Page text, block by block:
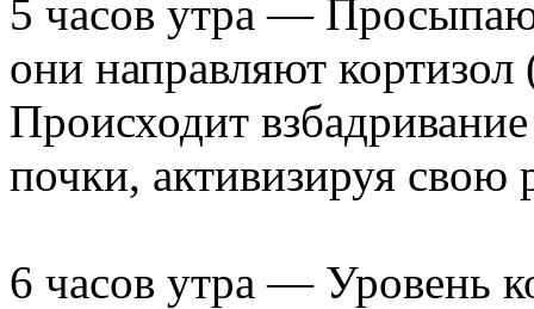
5 часов утра —
они направляют кортизол
Происходит
почки, активизируя свою
6 часов утра — Уровень